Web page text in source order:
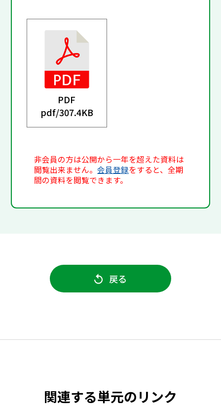
PDF
pdf/307.4KB
非会員の方は公開から一年を超えた資料は
閲覧出来ません。会員登録をすると、全期
間の資料を閲覧できます。
戻る
関連する単元のリンク